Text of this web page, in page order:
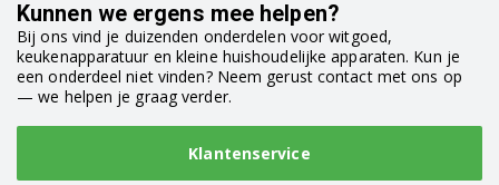
Kunnen we ergens mee helpen?
Bij ons vind je duizenden onderdelen voor witgoed,
keukenapparatuur en kleine huishoudelijke apparaten. Kun je
een onderdeel niet vinden? Neem gerust contact met ons op
— we helpen je graag verder.
Klantenservice